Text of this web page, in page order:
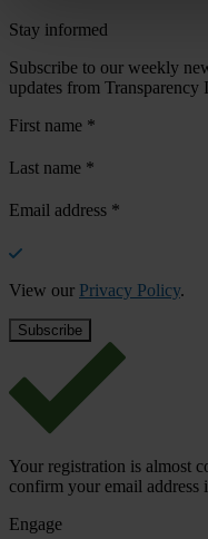
Stay informed
Subscribe to our weekly
updates from Transparency
First name *
Last name *
Email address *
View our Privacy Policy.
Your registration is almost
confirm your email address
Engage